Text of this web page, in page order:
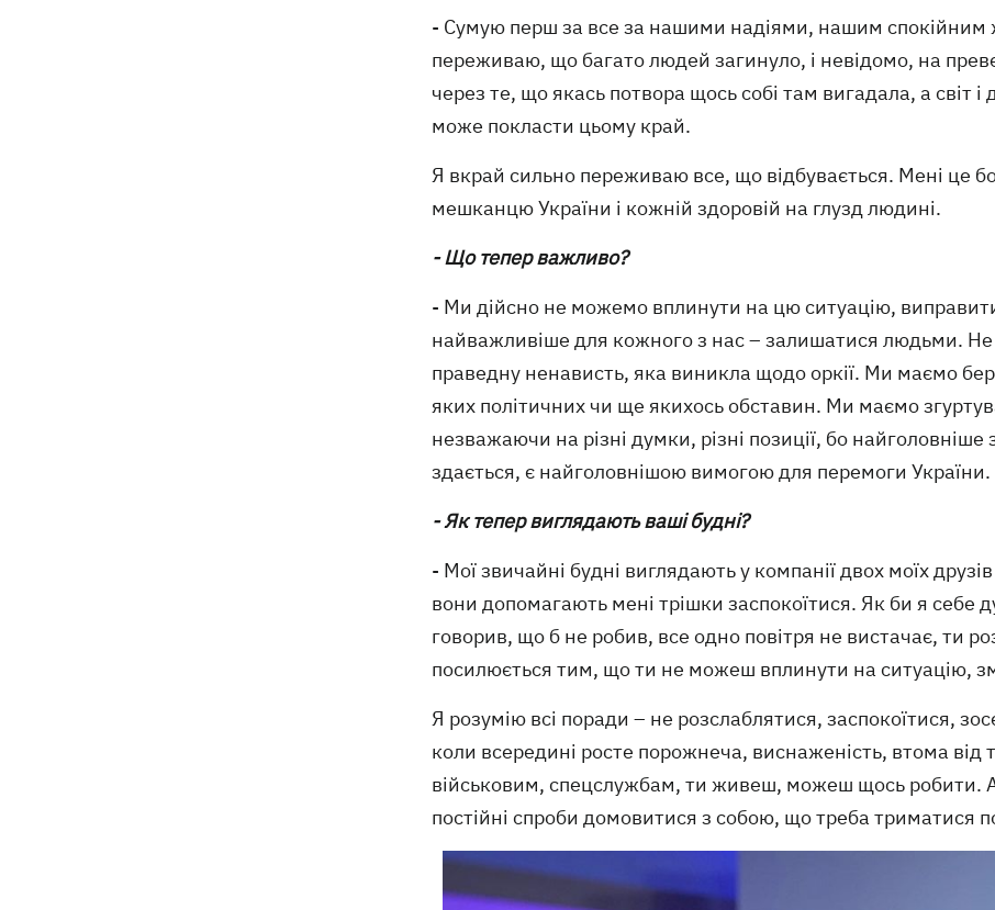
- Сумую перш за все за нашими надіями, нашим спокійним
переживаю, що багато людей загинуло, і невідомо, на
через те, що якась потвора щось собі там вигадала, а світ і
може покласти цьому край.
Я вкрай сильно переживаю все, що відбувається. Мені це
мешканцю України і кожній здоровій на глузд людині.
- Що тепер важливо?
- Ми дійсно не можемо вплинути на цю ситуацію,
найважливіше для кожного з нас – залишатися людьми.
праведну ненависть, яка виникла щодо оркії. Ми маємо
яких політичних чи ще якихось обставин. Ми маємо
незважаючи на різні думки, різні позиції, бо
здається, є найголовнішою вимогою для перемоги України.
- Як тепер виглядають ваші будні?
- Мої звичайні будні виглядають у компанії двох моїх
вони допомагають мені трішки заспокоїтися. Як би я себе
говорив, що б не робив, все одно повітря не вистачає, ти
посилюється тим, що ти не можеш вплинути на ситуацію,
Я розумію всі поради – не розслаблятися, заспокоїтися,
коли всередині росте порожнеча, виснаженість, втома
військовим, спецслужбам, ти живеш, можеш щось робити.
постійні спроби домовитися з собою, що треба триматися